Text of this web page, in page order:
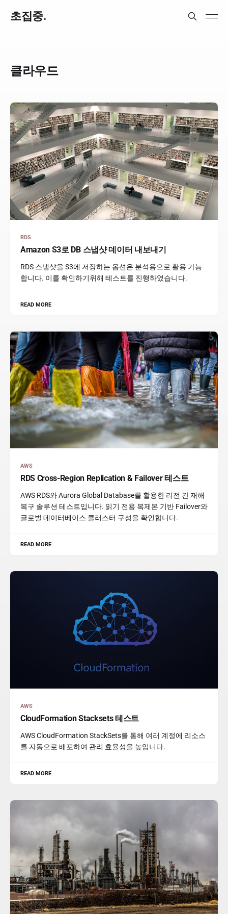
초집중.
클라우드
RDS
Amazon S3로 DB 스냅샷 데이터 내보내기
RDS 스냅샷을 S3에 저장하는 옵션은 분석용으로 활용 가능
합니다. 이를 확인하기위해 테스트를 진행하였습니다.
READ MORE
AWS
RDS Cross-Region Replication & Failover 테스트
AWS RDS와 Aurora Global Database를 활용한 리전 간 재해
복구 솔루션 테스트입니다. 읽기 전용 복제본 기반 Failover와
글로벌 데이터베이스 클러스터 구성을 확인합니다.
READ MORE
AWS
CloudFormation Stacksets 테스트
AWS CloudFormation StackSets를 통해 여러 계정에 리소스
를 자동으로 배포하여 관리 효율성을 높입니다.
READ MORE